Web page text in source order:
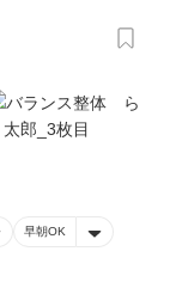
早朝OK